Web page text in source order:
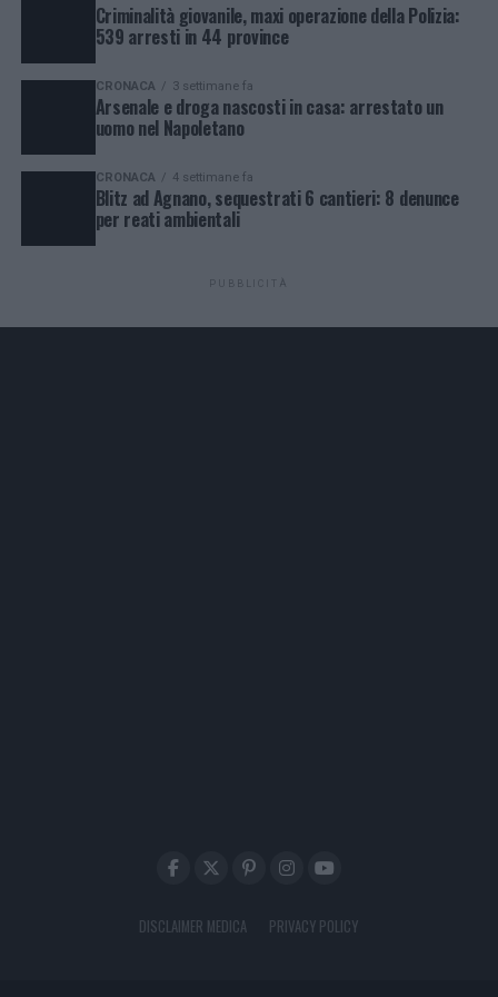
Criminalità giovanile, maxi operazione della Polizia:
539 arresti in 44 province
CRONACA 3 settimane fa
Arsenale e droga nascosti in casa: arrestato un
uomo nel Napoletano
CRONACA 4 settimane fa
Blitz ad Agnano, sequestrati 6 cantieri: 8 denunce
per reati ambientali
PUBBLICITÀ
DISCLAIMER MEDICA PRIVACY POLICY